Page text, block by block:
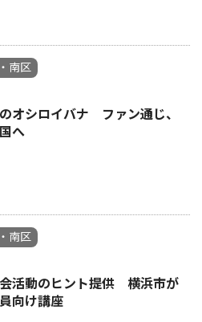
南区
のオシロイバナ ファン通じ、
へ
南区
活動のヒント提供 横浜市が
向け講座